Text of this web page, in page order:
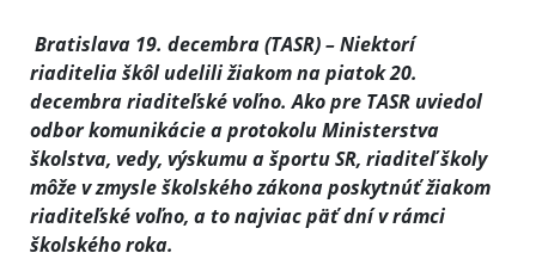
Bratislava 19. decembra (TASR) – Niektorí
riaditelia škôl udelili žiakom na piatok 20.
decembra riaditeľské voľno. Ako pre TASR uviedol
odbor komunikácie a protokolu Ministerstva
školstva, vedy, výskumu a športu SR, riaditeľ školy
môže v zmysle školského zákona poskytnúť žiakom
riaditeľské voľno, a to najviac päť dní v rámci
školského roka.